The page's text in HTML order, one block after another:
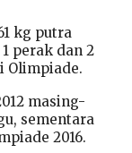
kg putra
perak dan 2
Olimpiade.
masing-
sementara
2016.